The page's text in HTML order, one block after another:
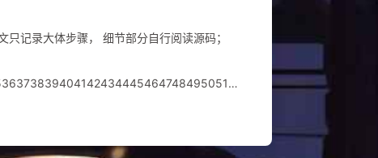
记录大体步骤， 细节部分自行阅读源码；